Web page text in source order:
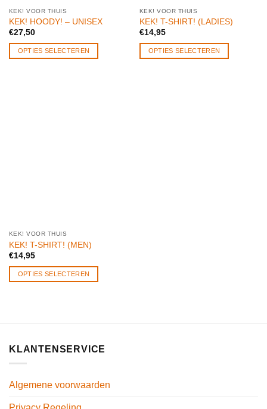
KEK! VOOR THUIS
KEK! HOODY! – UNISEX
€27,50
OPTIES SELECTEREN
KEK! VOOR THUIS
KEK! T-SHIRT! (LADIES)
€14,95
OPTIES SELECTEREN
KEK! VOOR THUIS
KEK! T-SHIRT! (MEN)
€14,95
OPTIES SELECTEREN
KLANTENSERVICE
Algemene voorwaarden